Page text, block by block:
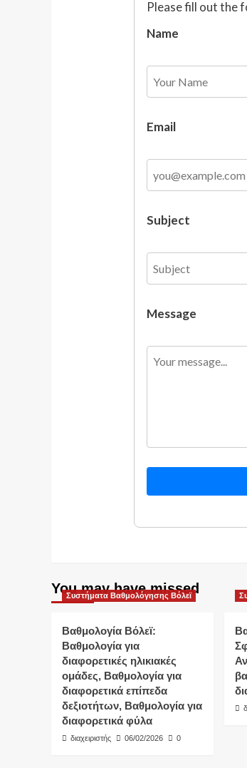
Please fill out the
Name
Email
Subject
Message
You may have missed
Συστήματα Βαθμολόγησης Βόλεϊ
Βαθμολογία Βόλεϊ:
Βαθμολογία για
διαφορετικές ηλικιακές
ομάδες, Βαθμολογία για
διαφορετικά επίπεδα
δεξιοτήτων, Βαθμολογία για
διαφορετικά φύλα
διαχειριστής 06/02/2026 0